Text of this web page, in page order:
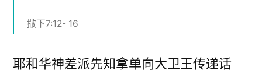
撒下7:12- 16
耶和华神差派先知拿单向大卫王传递话